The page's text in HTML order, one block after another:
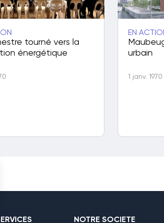
tourné vers la
énergétique
EN
urbain
1 janv. 1970
NOTRE SOCIETE